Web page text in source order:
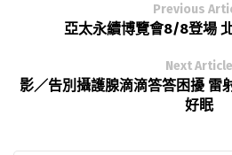
Previous
亞太永續博覽會8/8登場
Next Article
影／告別攝護腺滴滴答答困擾 雷
好眠